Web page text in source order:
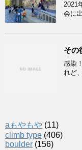
2021
会に
その
感染
れど
aもやもや (11)
climb type (406)
boulder (156)